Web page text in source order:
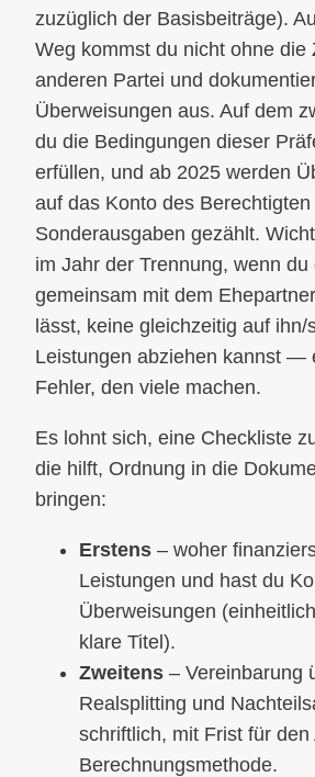
zuzüglich der Basisbeiträge).
Weg kommst du nicht ohne die
anderen Partei und
Überweisungen aus. Auf dem
du die Bedingungen dieser
erfüllen, und ab 2025 werden
auf das Konto des Berechtigten
Sonderausgaben gezählt.
im Jahr der Trennung, wenn du
gemeinsam mit dem
lässt, keine gleichzeitig auf ihn/
Leistungen abziehen kannst —
Fehler, den viele machen.
Es lohnt sich, eine Checkliste
die hilft, Ordnung in die
bringen:
Erstens – woher
Leistungen und hast du
Überweisungen
klare Titel).
Zweitens – Vereinbarung
Realsplitting und
schriftlich, mit Frist für den
Berechnungsmethode.